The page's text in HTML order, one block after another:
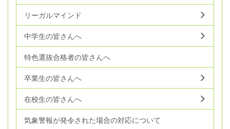
リーガルマインド
中学生の皆さんへ
特色選抜合格者の皆さんへ
卒業生の皆さんへ
在校生の皆さんへ
気象警報が発令された場合の対応について